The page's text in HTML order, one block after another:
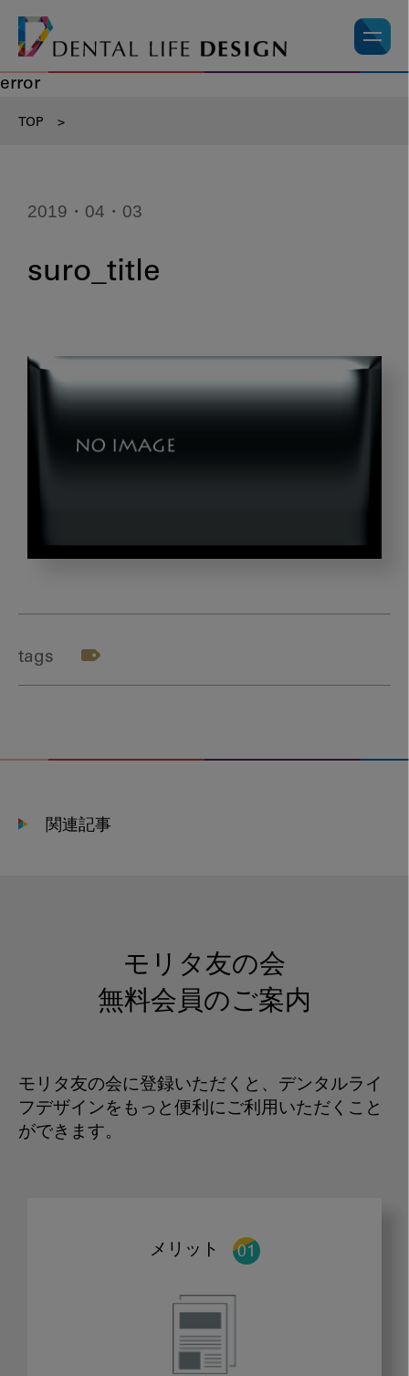
error
TOP >
2019・04・03
suro_title
tags
関連記事
モリタ友の会
無料会員のご案内
モリタ友の会に登録いただくと、デンタルライ
フデザインをもっと便利にご利用いただくこと
ができます。
メリット